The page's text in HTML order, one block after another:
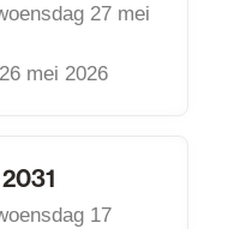
27 mei
mei 2026
17